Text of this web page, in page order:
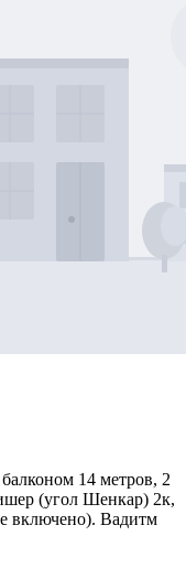
14 метров, 2
(угол Шенкар) 2к,
включено). Вадитм